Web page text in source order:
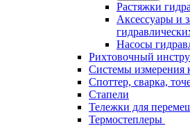
Растяжки
Аксессуары и
Насосы
Рихтовочный
Системы измерения
Споттер, сварка,
Стапели
Тележки для
Термостеплеры